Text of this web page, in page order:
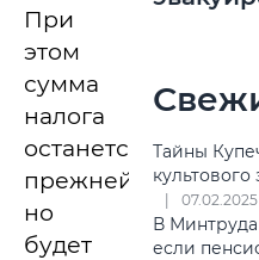
При
этом
сумма
налога
останется
прежней,
но
будет
Тайны
07.02.2025
В Минтруда
если